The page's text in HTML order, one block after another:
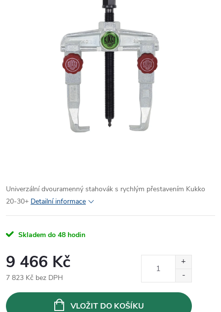
Univerzální dvouramenný stahovák s rychlým přestavením Kukko
20-30+ Detailní informace
Skladem do 48 hodin
9 466 Kč
7 823 Kč bez DPH
cena:
VLOŽIT DO KOŠÍKU